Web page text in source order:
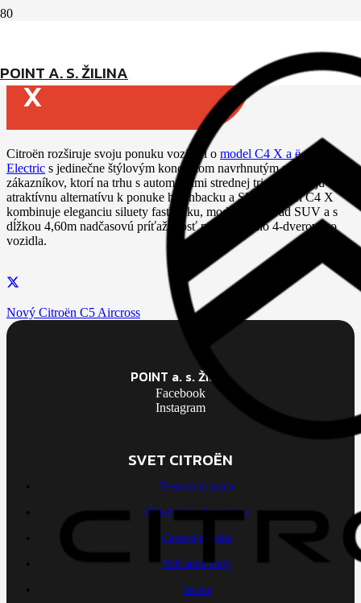
POINT A. S. ŽILINA
Nový Citroën C4
X
Citroën rozširuje svoju ponuku vozidiel o model C4 X a ë-C4 X
Electric s jedinečne štýlovým konceptom navrhnutým pre
zákazníkov, ktorí na trhu s automobilmi strednej triedy hľadajú
atraktívnu alternatívu k ponuke hatchbacku a SUV. Model C4 X
kombinuje eleganciu siluety fastbacku, moderný vzhľad SUV a s
dĺžkou 4,60m nadčasovú príťažlivosť priestranného 4-dverového
vozidla.
Nový Citroën C5 Aircross
POINT a. s. Žilina
Facebook
Instagram
SVET CITROËN
Testovacia jazda
Objednávka do servisu
Cenová ponuka
Náhradné diely
Servis